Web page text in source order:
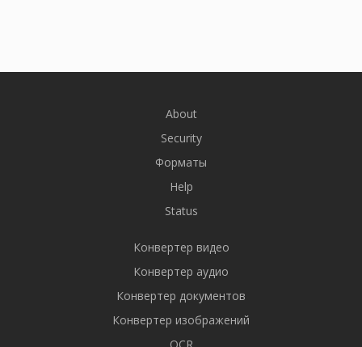
About
Security
Форматы
Help
Status
Конвертер видео
Конвертер аудио
Конвертер документов
Конвертер изображений